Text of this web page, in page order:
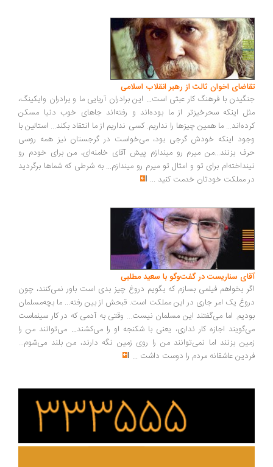
تقاضای اخوان ثالث از رهبر انقلاب اسلامی
جنگیدن با فرهنگ کار عبثی است... این برادران آریایی ما و برادران وایکینگ،
مثل اینکه سحرخیزتر از ما بوده‌اند و رفته‌اند جاهای خوب دنیا مسکن
کرده‌اند... ما همین چیزها را نداریم. کسی نداریم از ما انتقاد بکند... استالین با
وجود اینکه خودش گرجی بود، می‌خواست در گرجستان نیز همه روسی
حرف بزنند...من میرم رو میندازم پیش آقای خامنه‌ای، من برای خودم رو
نینداخته‌ام برای تو و امثال تو میرم رو میندازم... به شرطی که شماها برگردید
در مملکت خودتان خدمت کنید ...
آقای سناریست در گفت‌وگو با سعید مطلبی
اگر بخواهم فیلمی بسازم که بگویم دروغ چیز بدی است باور نمی‌کنند، چون
دروغ یک امر جاری در این مملکت است. قبحش از بین رفته... ما بچه‌مسلمان
بودیم. اما می‌گفتند این مسلمان نیست... وقتی به آدمی که در کار سینماست
می‌گویند اجازه کار نداری، یعنی با شکنجه او را می‌کشند... می‌توانند من را
زمین بزنند اما نمی‌توانند من را روی زمین نگه دارند، من بلند می‌شوم...
فردین عاشقانه مردم را دوست داشت ...